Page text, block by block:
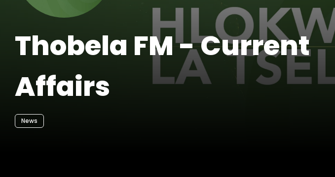
Thobela FM - Current
Affairs
News